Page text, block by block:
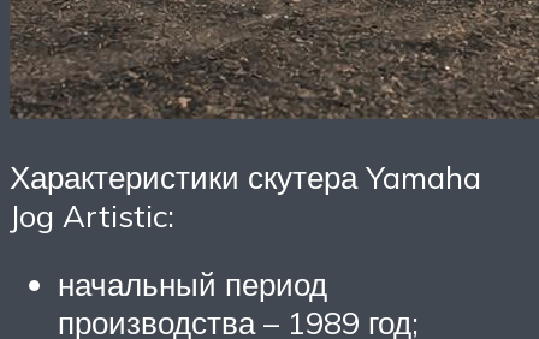
Характеристики скутера Yamaha
Jog Artistic:
начальный период
производства – 1989 год;